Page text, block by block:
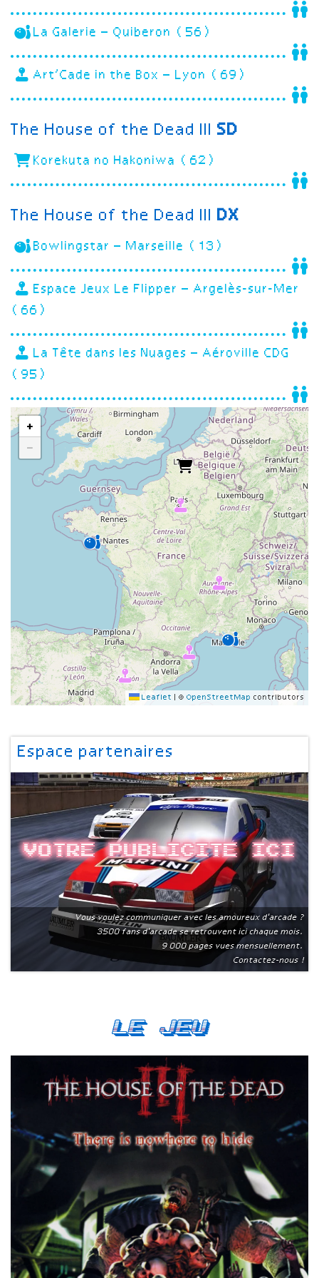
La Galerie – Quiberon (56)
Art’Cade in the Box – Lyon (69)
The House of the Dead III SD
Korekuta no Hakoniwa (62)
The House of the Dead III DX
Bowlingstar – Marseille (13)
Espace Jeux Le Flipper – Argelès-sur-Mer
(66)
La Tête dans les Nuages – Aéroville CDG
(95)
+
−
Leaflet © OpenStreetMap contributors
Espace partenaires
Votre publicite ici
Vous voulez communiquer avec les amoureux d'arcade ?
3500 fans d'arcade se retrouvent ici chaque mois.
9 000 pages vues mensuellement.
Contactez-nous !
Le Jeu